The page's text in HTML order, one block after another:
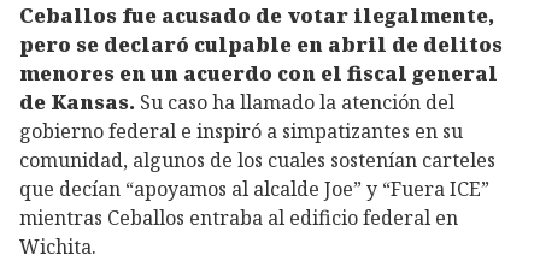
Ceballos fue acusado de votar ilegalmente,
pero se declaró culpable en abril de delitos
menores en un acuerdo con el fiscal general
de Kansas. Su caso ha llamado la atención del
gobierno federal e inspiró a simpatizantes en su
comunidad, algunos de los cuales sostenían carteles
que decían “apoyamos al alcalde Joe” y “Fuera ICE”
mientras Ceballos entraba al edificio federal en
Wichita.